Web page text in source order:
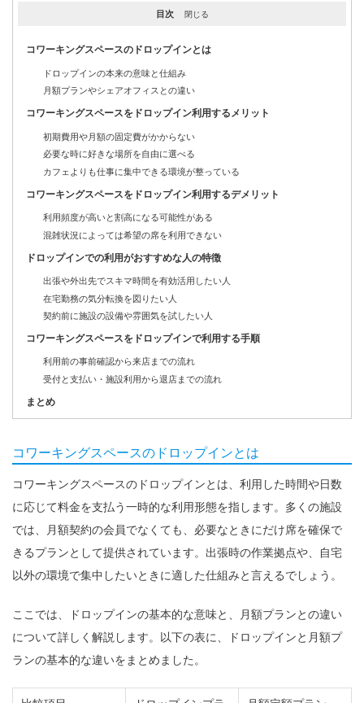
目次 閉じる
コワーキングスペースのドロップインとは
ドロップインの本来の意味と仕組み
月額プランやシェアオフィスとの違い
コワーキングスペースをドロップイン利用するメリット
初期費用や月額の固定費がかからない
必要な時に好きな場所を自由に選べる
カフェよりも仕事に集中できる環境が整っている
コワーキングスペースをドロップイン利用するデメリット
利用頻度が高いと割高になる可能性がある
混雑状況によっては希望の席を利用できない
ドロップインでの利用がおすすめな人の特徴
出張や外出先でスキマ時間を有効活用したい人
在宅勤務の気分転換を図りたい人
契約前に施設の設備や雰囲気を試したい人
コワーキングスペースをドロップインで利用する手順
利用前の事前確認から来店までの流れ
受付と支払い・施設利用から退店までの流れ
まとめ
コワーキングスペースのドロップインとは
コワーキングスペースのドロップインとは、利用した時間や日数
に応じて料金を支払う一時的な利用形態を指します。多くの施設
では、月額契約の会員でなくても、必要なときにだけ席を確保で
きるプランとして提供されています。出張時の作業拠点や、自宅
以外の環境で集中したいときに適した仕組みと言えるでしょう。
ここでは、ドロップインの基本的な意味と、月額プランとの違い
について詳しく解説します。以下の表に、ドロップインと月額プ
ランの基本的な違いをまとめました。